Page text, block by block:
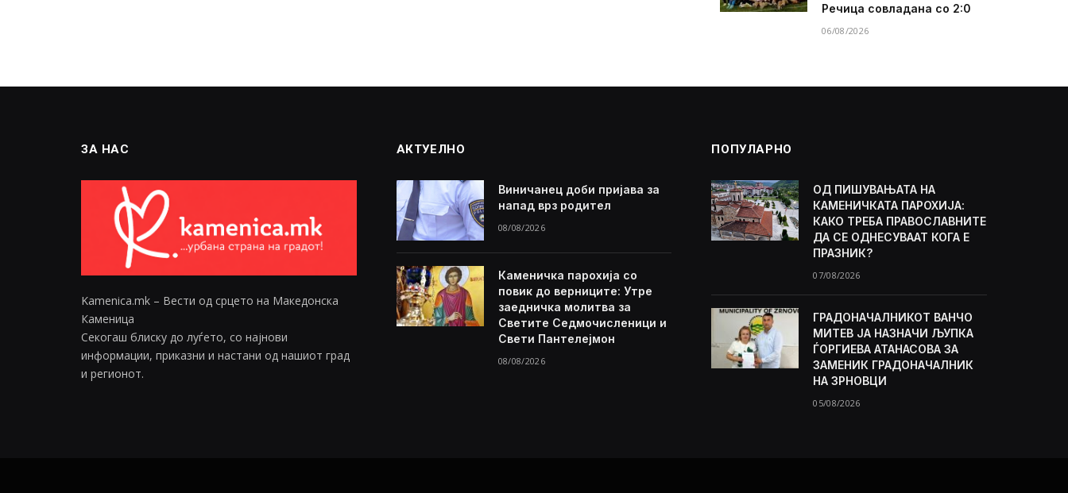
Речица совладана со 2:0
06/08/2026
ЗА НАС
Kamenica.mk – Вести од срцето на Македонска
Каменица
Секогаш блиску до луѓето, со најнови
информации, приказни и настани од нашиот град
и регионот.
АКТУЕЛНО
Виничанец доби пријава за
напад врз родител
08/08/2026
Каменичка парохија со
повик до верниците: Утре
заедничка молитва за
Светите Седмочисленици и
Свети Пантелејмон
08/08/2026
ПОПУЛАРНО
ОД ПИШУВАЊАТА НА
КАМЕНИЧКАТА ПАРОХИЈА:
КАКО ТРЕБА ПРАВОСЛАВНИТЕ
ДА СЕ ОДНЕСУВААТ КОГА Е
ПРАЗНИК?
07/08/2026
ГРАДОНАЧАЛНИКОТ ВАНЧО
МИТЕВ ЈА НАЗНАЧИ ЉУПКА
ЃОРГИЕВА АТАНАСОВА ЗА
ЗАМЕНИК ГРАДОНАЧАЛНИК
НА ЗРНОВЦИ
05/08/2026